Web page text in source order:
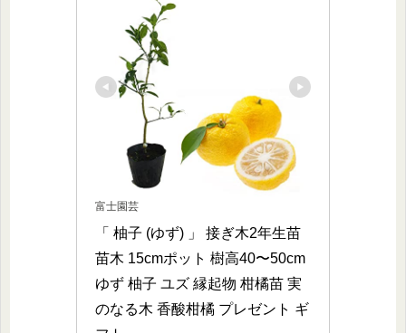
富士園芸
「 柚子 (ゆず) 」 接ぎ木2年生苗
苗木 15cmポット 樹高40〜50cm
ゆず 柚子 ユズ 縁起物 柑橘苗 実
のなる木 香酸柑橘 プレゼント ギ